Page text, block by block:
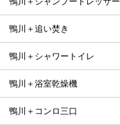
鴨川＋追い焚き
鴨川＋シャワートイレ
鴨川＋浴室乾燥機
鴨川＋コンロ三口